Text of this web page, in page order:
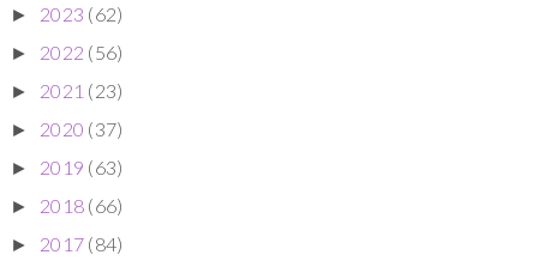
► 2023 (62)
► 2022 (56)
► 2021 (23)
► 2020 (37)
► 2019 (63)
► 2018 (66)
► 2017 (84)